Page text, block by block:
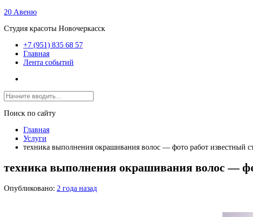
20 Авеню
Студия красоты Новочеркасск
+7 (951) 835 68 57
Главная
Лента событий
Поиск по сайту
Главная
Услуги
техника выполнения окрашивания волос — фото работ известный
техника выполнения окрашивания волос —
Опубликовано: 2 года назад